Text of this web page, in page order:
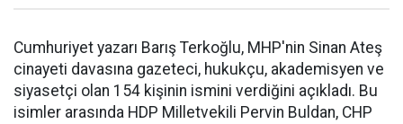
Cumhuriyet yazarı Barış Terkoğlu, MHP'nin Sinan Ateş
cinayeti davasına gazeteci, hukukçu, akademisyen ve
siyasetçi olan 154 kişinin ismini verdiğini açıkladı. Bu
isimler arasında HDP Milletvekili Pervin Buldan, CHP